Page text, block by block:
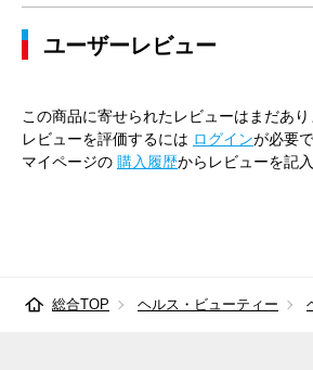
ユーザーレビュー
この商品に寄せられたレビューはまだあり
レビューを評価するには ログインが必要で
マイページの 購入履歴からレビューを記
総合TOP ヘルス・ビューティー